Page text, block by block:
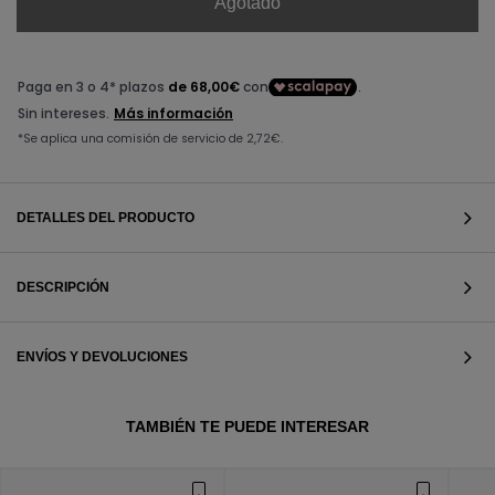
DETALLES DEL PRODUCTO
DESCRIPCIÓN
ENVÍOS Y DEVOLUCIONES
TAMBIÉN TE PUEDE INTERESAR